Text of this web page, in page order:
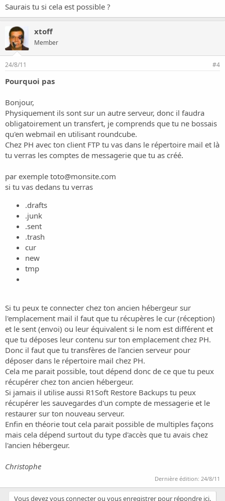
Saurais tu si cela est possible ?
xtoff
Member
24/8/11 #4
Pourquoi pas
Bonjour,
Physiquement ils sont sur un autre serveur, donc il faudra
obligatoirement un transfert, je comprends que tu ne bossais
qu'en webmail en utilisant roundcube.
Chez PH avec ton client FTP tu vas dans le répertoire mail et là
tu verras les comptes de messagerie que tu as créé.
par exemple toto@monsite.com
si tu vas dedans tu verras
.drafts
.junk
.sent
.trash
cur
new
tmp
Si tu peux te connecter chez ton ancien hébergeur sur
l'emplacement mail il faut que tu récupères le cur (réception)
et le sent (envoi) ou leur équivalent si le nom est différent et
que tu déposes leur contenu sur ton emplacement chez PH.
Donc il faut que tu transfères de l'ancien serveur pour
déposer dans le répertoire mail chez PH.
Cela me parait possible, tout dépend donc de ce que tu peux
récupérer chez ton ancien hébergeur.
Si jamais il utilise aussi R1Soft Restore Backups tu peux
récupérer les sauvegardes d'un compte de messagerie et le
restaurer sur ton nouveau serveur.
Enfin en théorie tout cela parait possible de multiples façons
mais cela dépend surtout du type d'accès que tu avais chez
l'ancien hébergeur.
Christophe
Dernière édition: 24/8/11
Vous devez vous connecter ou vous enregistrer pour répondre ici.